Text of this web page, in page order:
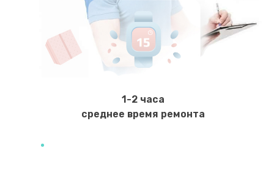
Ремонт мультиклапана
3000 руб.
Заказать
1500 руб.
1-2 часа
среднее время ремонта